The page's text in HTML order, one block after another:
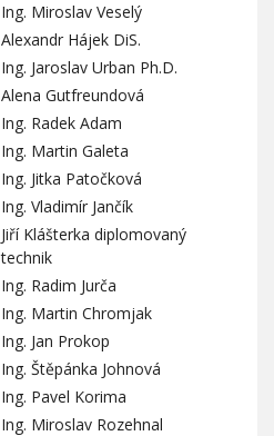
Ing. Miroslav Veselý
Alexandr Hájek DiS.
Ing. Jaroslav Urban Ph.D.
Alena Gutfreundová
Ing. Radek Adam
Ing. Martin Galeta
Ing. Jitka Patočková
Ing. Vladimír Jančík
Jiří Klášterka diplomovaný
technik
Ing. Radim Jurča
Ing. Martin Chromjak
Ing. Jan Prokop
Ing. Štěpánka Johnová
Ing. Pavel Korima
Ing. Miroslav Rozehnal